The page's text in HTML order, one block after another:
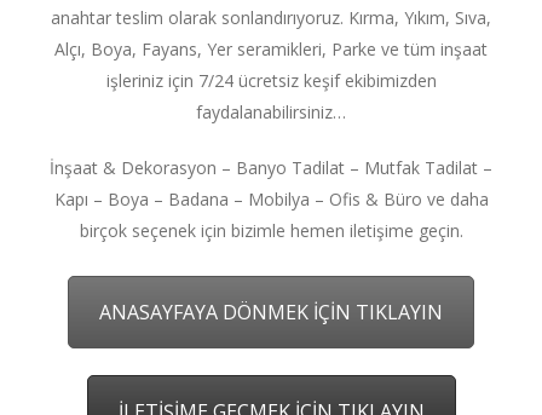
anahtar teslim olarak sonlandırıyoruz. Kırma, Yıkım, Sıva,
Alçı, Boya, Fayans, Yer seramikleri, Parke ve tüm inşaat
işleriniz için 7/24 ücretsiz keşif ekibimizden
faydalanabilirsiniz…
İnşaat & Dekorasyon – Banyo Tadilat – Mutfak Tadilat –
Kapı – Boya – Badana – Mobilya – Ofis & Büro ve daha
birçok seçenek için bizimle hemen iletişime geçin.
ANASAYFAYA DÖNMEK İÇİN TIKLAYIN